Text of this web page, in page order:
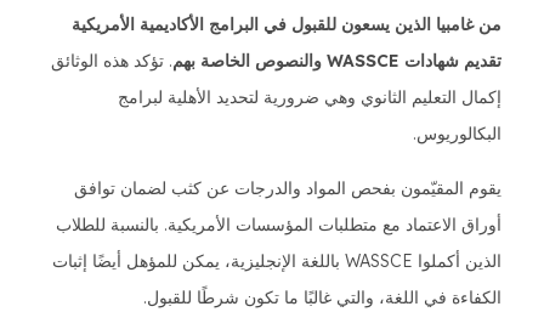
من غامبيا الذين يسعون للقبول في البرامج الأكاديمية الأمريكية
تقديم شهادات WASSCE والنصوص الخاصة بهم
. تؤكد هذه الوثائق
إكمال التعليم الثانوي وهي ضرورية لتحديد الأهلية لبرامج
البكالوريوس.
يقوم المقيّمون بفحص المواد والدرجات عن كثب لضمان توافق
أوراق الاعتماد مع متطلبات المؤسسات الأمريكية. بالنسبة للطلاب
الذين أكملوا WASSCE باللغة الإنجليزية، يمكن للمؤهل أيضًا إثبات
الكفاءة في اللغة، والتي غالبًا ما تكون شرطًا للقبول.